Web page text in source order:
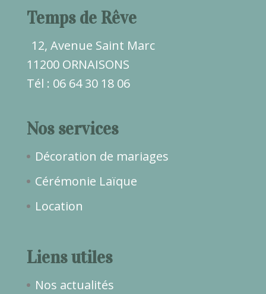
Temps de Rêve
12, Avenue Saint Marc
11200 ORNAISONS
Tél : 06 64 30 18 06
Nos services
Décoration de mariages
Cérémonie Laïque
Location
Liens utiles
Nos actualités